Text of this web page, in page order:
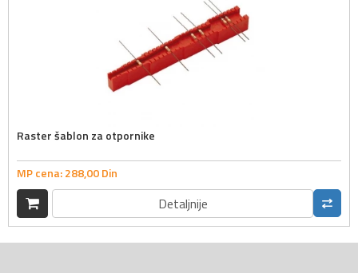
Raster šablon za otpornike
MP cena:288,00Din
Detaljnije